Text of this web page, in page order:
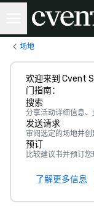
场地
欢迎来到 Cvent
门指南：
搜索
分享活动详细信息
发送请求
审阅选定的场地并创
预订
比较建议书并预订
了解更多信息